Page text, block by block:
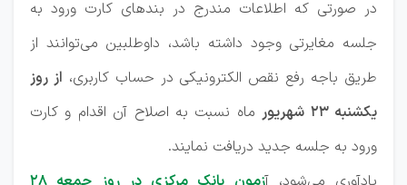
در صورتی که اطلاعات مندرج در بندهای کارت ورود به
جلسه مغایرتی وجود داشته باشد، داوطلبین می‌توانند از
طریق باجه رفع نقص الکترونیکی در حساب کاربری، از روز
یکشنبه ۲۳ شهریور
ماه نسبت به اصلاح آن اقدام و کارت
ورود به جلسه جدید دریافت نمایند.